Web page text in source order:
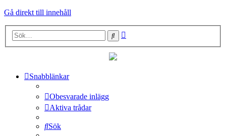
Gå direkt till innehåll
Sök
Snabblänkar
Obesvarade inlägg
Aktiva trådar
Sök